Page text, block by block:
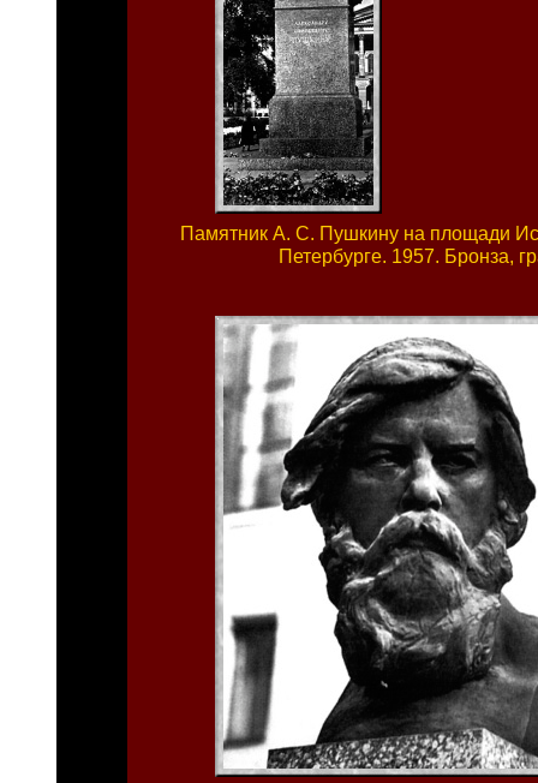
Памятник А. С. Пушкину на площади
Петербурге. 1957. Бронза,